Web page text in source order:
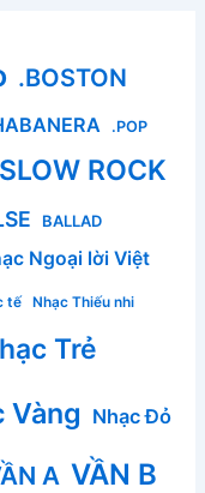
.BOSTON
.POP
ROCK
BALLAD
Ngoại lời Việt
tế Nhạc Thiếu nhi
Trẻ
Vàng Nhạc Đỏ
A VẦN B